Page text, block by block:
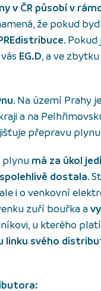
v ČR působí v
že pokud
.
EG.D, a ve
. Na území Prahy
a na
přepravu
plynu má za úkol
dostala.
i o venkovní
zuří bouřka a
u kterého
svého